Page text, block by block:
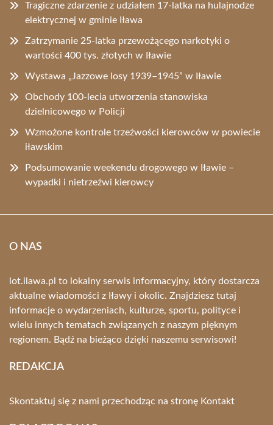
Tragiczne zdarzenie z udziałem 17-latka na hulajnodze
elektrycznej w gminie Iława
Zatrzymanie 25-latka przewożącego narkotyki o
wartości 400 tys. złotych w Iławie
Wystawa „Jazzowe losy 1939–1945” w Iławie
Obchody 100-lecia utworzenia stanowiska
dzielnicowego w Policji
Wzmożone kontrole trzeźwości kierowców w powiecie
iławskim
Podsumowanie weekendu drogowego w Iławie –
wypadki i nietrzeźwi kierowcy
O NAS
lot.ilawa.pl to lokalny serwis informacyjny, który dostarcza
aktualne wiadomości z Iławy i okolic. Znajdziesz tutaj
informacje o wydarzeniach, kulturze, sportu, polityce i
wielu innych tematach związanych z naszym pięknym
regionem. Bądź na bieżąco dzięki naszemu serwisowi!
REDAKCJA
Skontaktuj się z nami przechodząc na stronę Kontakt